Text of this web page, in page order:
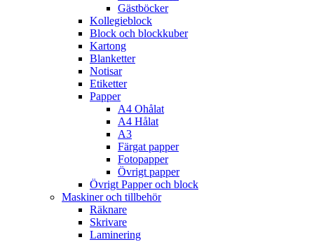
Gästböcker
Kollegieblock
Block och blockkuber
Kartong
Blanketter
Notisar
Etiketter
Papper
A4 Ohålat
A4 Hålat
A3
Färgat papper
Fotopapper
Övrigt papper
Övrigt Papper och block
Maskiner och tillbehör
Räknare
Skrivare
Laminering